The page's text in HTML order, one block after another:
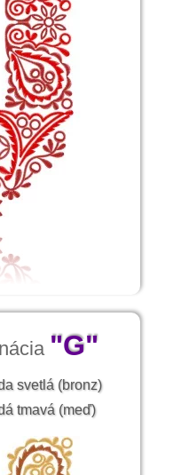
"G"
svetlá (bronz)
tmavá (meď)